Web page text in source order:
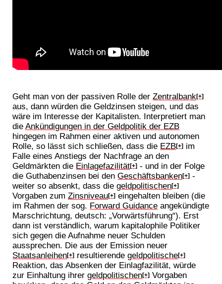
Geht man von der passiven Rolle derZentralbank[+]
aus, dann würden die Geldzinsen steigen, und das
wäre im Interesse der Kapitalisten. Interpretiert man
dieAnkündigungen in der Geldpolitik der EZB
hingegen im Rahmen einer aktiven und autonomen
Rolle, so lässt sich schließen, dass die EZB[+] im
Falle eines Anstiegs der Nachfrage an den
Geldmärkten die Einlagefazilität[+] - und in der Folge
die Guthabenzinsen bei denGeschäftsbanken[+] -
weiter so absenkt, dass diegeldpolitischen[+]
Vorgaben zumZinsniveau[+] eingehalten bleiben (die
im Rahmen der sog. Forward Guidance angekündigte
Marschrichtung, deutsch: „Vorwärtsführung“). Erst
dann ist verständlich, warum kapitalophile Politiker
sich gegen die Aufnahme neuer Schulden
aussprechen. Die aus der Emission neuer
Staatsanleihen[+] resultierendegeldpolitische[+]
Reaktion, das Absenken der Einlagfazilität, würde
zur Einhaltung ihrergeldpolitischen[+] Vorgaben